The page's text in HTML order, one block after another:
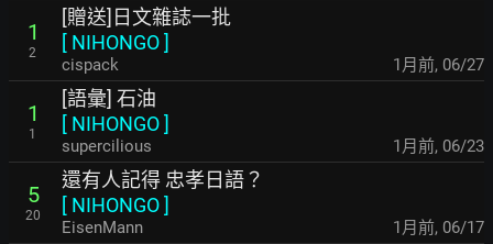
1
2
[贈送]日文雜誌一批
[ NIHONGO]
cispack 1月前, 06/27
1
1
[語彙] 石油
[ NIHONGO]
supercilious 1月前, 06/23
5
20
還有人記得 忠孝日語？
[ NIHONGO]
EisenMann 1月前, 06/17